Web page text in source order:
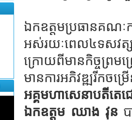
ឯកឧត្តមប្រធានគណៈក
អស់រយៈពេល៤ទសវត្ស
ក្រោយពីមានកិច្ចព្រមព្
មានការអភិវឌ្ឍរីក
អគ្គមហាសេនាបតីត
ឯកឧត្តម​ ឈាង វុន